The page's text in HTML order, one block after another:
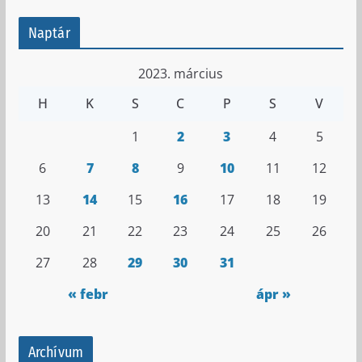
Naptár
2023. március
H
K S C P S V
« febr ápr »
1 2 3 4
5
6
7 8 9 10 11
12
13
14 15 16 17 18
19
20
21 22 23 24 25
26
27
28 29 30 31
Archívum